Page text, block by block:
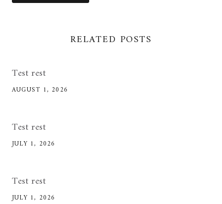
RELATED POSTS
Test rest
AUGUST 1, 2026
Test rest
JULY 1, 2026
Test rest
JULY 1, 2026